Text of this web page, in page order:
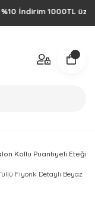
1000TL üzeri
Kollu Puantiyeli Eteği